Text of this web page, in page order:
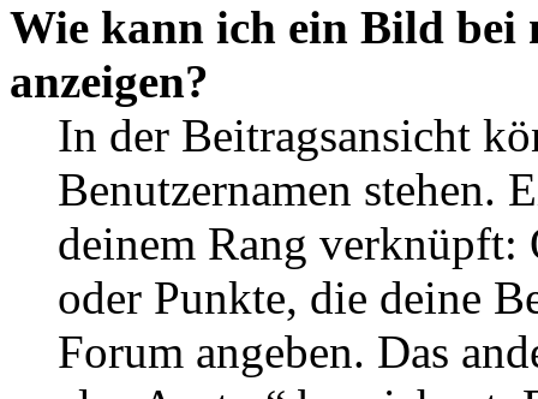
Wie kann ich ein Bild bei
anzeigen?
In der Beitragsansicht
Benutzernamen stehen.
deinem Rang verknüpft:
oder Punkte, die deine
Forum angeben. Das